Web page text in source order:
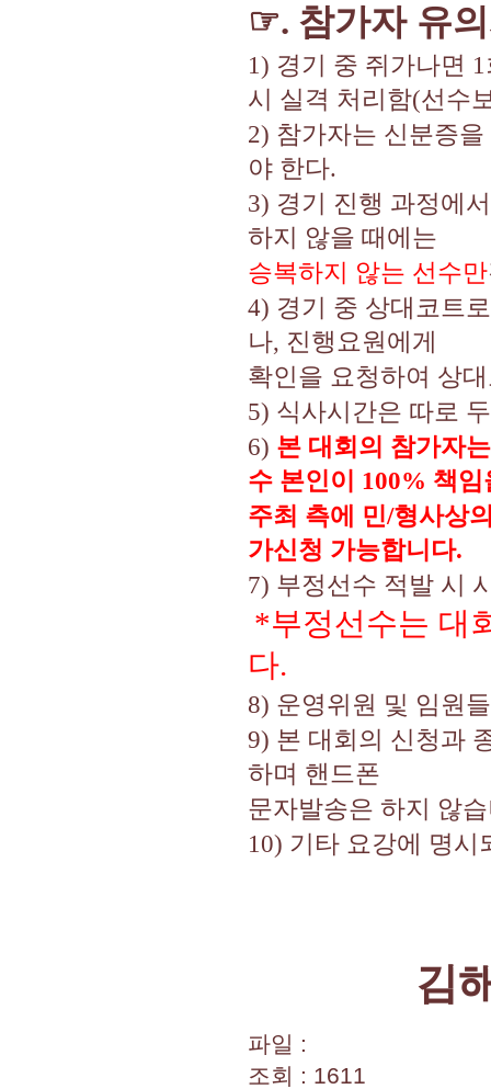
☞. 참가자 유
1) 경기 중 쥐가나면 1
시 실격 처리함(선수
2) 참가자는 신분증
야 한다.
3) 경기 진행 과정에
하지 않을 때에는
승복하지 않는 선수만
4) 경기 중 상대코트
나, 진행요원에게
확인을 요청하여 상
5) 식사시간은 따로
6) 본 대회의 참가자
수 본인이 100% 책임
주최 측에 민/형사상
가신청 가능합니다.
7) 부정선수 적발 시
*부정선수는 대
다.
8) 운영위원 및 임원
9) 본 대회의 신청과
하며 핸드폰
문자발송은 하지 않
10) 기타 요강에 명시
김
파일 :
조회 : 1611